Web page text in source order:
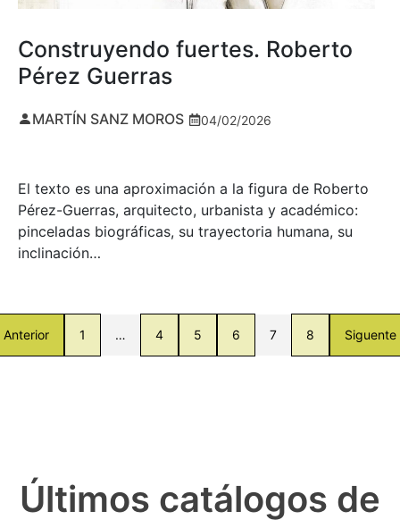
Construyendo fuertes. Roberto
Pérez Guerras
MARTÍN SANZ MOROS 04/02/2026
El texto es una aproximación a la figura de Roberto
Pérez-Guerras, arquitecto, urbanista y académico:
pinceladas biográficas, su trayectoria humana, su
inclinación…
Anterior 1 … 4 5 6 7 8 Siguente
Últimos catálogos de